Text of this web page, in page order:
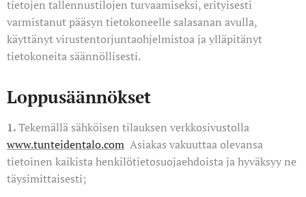
tietojen tallennustilojen turvaamiseksi, erityisesti
varmistanut pääsyn tietokoneelle salasanan avulla,
käyttänyt virustentorjuntaohjelmistoa ja ylläpitänyt
tietokoneita säännöllisesti.
Loppusäännökset
1.Tekemällä sähköisen tilauksen verkkosivustolla
www.tunteidentalo.com Asiakas vakuuttaa olevansa
tietoinen kaikista henkilötietosuojaehdoista ja hyväksyy ne
täysimittaisesti;